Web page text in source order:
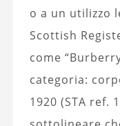
o a un utilizzo
Scottish
come
categoria:
1920 (STA ref.